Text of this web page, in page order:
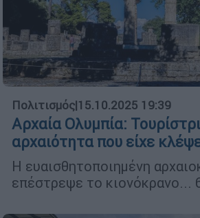
Πολιτισμός|15.10.2025 19:39
Αρχαία Ολυμπία:
αρχαιότητα που είχε
Η ευαισθητοποιημένη
επέστρεψε το κιονόκρανο...